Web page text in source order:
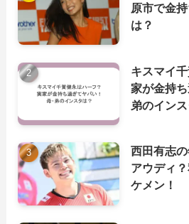
原市で金
は？
キスマイ
家が金持
弟のイン
西田有志
アウディ
ケメン！